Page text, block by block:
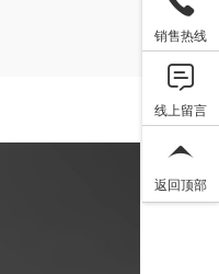
销售热线
线上留言
返回顶部